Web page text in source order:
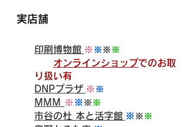
実店舗
印刷博物館 ※ ※※※
オンラインショップでのお取
り扱い有
DNPプラザ ※ ※
MMM ※ ※※※
市谷の杜 本と活字館 ※※※